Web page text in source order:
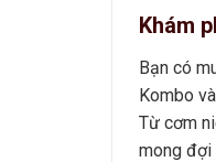
Khám
Bạn có
Kombo
Từ cơm
mong đợi